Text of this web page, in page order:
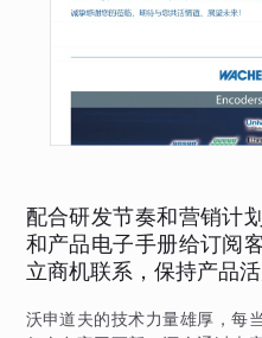
配合研发节奏和营销计
和产品电子手册给订阅
立商机联系，保持产品
沃申道夫的技术力量雄厚，每